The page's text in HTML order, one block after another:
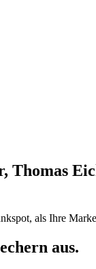
Thomas
als Ihre
aus.